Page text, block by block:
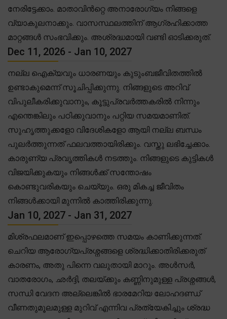
നേരിട്ടേക്കാം. മാതാവിൻറ്റെ അനാരോഗ്യം നിങ്ങളെ
വ്യാകുലനാക്കും. വാസസ്ഥലത്തിന് ആഗ്രഹിക്കാത്ത
മാറ്റങ്ങൾ സംഭവിക്കും. അശ്രദ്ധമായി വണ്ടി ഓടിക്കരുത്.
Dec 11, 2026 - Jan 10, 2027
നല്ല ഐക്യവും ധാരണയും കുടുംബജീവിതത്തിൽ
ഉണ്ടാകുമെന്ന് സൂചിപ്പിക്കുന്നു. നിങ്ങളുടെ അറിവ്
വിപുലീകരിക്കുവാനും, കൂട്ടുപ്രവർത്തകരിൽ നിന്നും
എന്തെങ്കിലും പഠിക്കുവാനും പറ്റിയ സമയമാണിത്.
സുഹൃത്തുക്കളോ വിദേശികളോ ആയി നല്ല ബന്ധം
പുലർത്തുന്നത് ഫലവത്തായിരിക്കും. വസ്തു ലഭിച്ചേക്കാം.
കാരുണ്യ പ്രവൃത്തികൾ നടത്തും. നിങ്ങളുടെ കുട്ടികൾ
വിജയിക്കുകയും നിങ്ങൾക്ക് സന്തോഷം
കൊണ്ടുവരികയും ചെയ്യും. ഒരു മികച്ച ജീവിതം
നിങ്ങൾക്കായി മുന്നിൽ കാത്തിരിക്കുന്നു.
Jan 10, 2027 - Jan 31, 2027
മിശ്രഫലമാണ് ഇപ്പൊഴത്തെ സമയം കാണിക്കുന്നത്.
ചെറിയ ആരോഗ്യപ്രശ്നങ്ങളെ ശ്രദ്ധിക്കാതിരിക്കരുത്
കാരണം, അതു പിന്നെ വലുതായി മാറും. അൾസർ,
വാതരോഗം, ഛർദ്ദി, തലയ്ക്കും കണ്ണിനുമുള്ള പ്രശ്നങ്ങൾ,
സന്ധി വേദന അല്ലെങ്കിൽ ഭാരമേറിയ ലോഹദണ്ഡ്
വീണതുമൂലമുള്ള മുറിവ് എന്നിവ പ്രത്യേകിച്ചും ശ്രദ്ധ